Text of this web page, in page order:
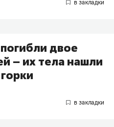
двое
– их тела нашли